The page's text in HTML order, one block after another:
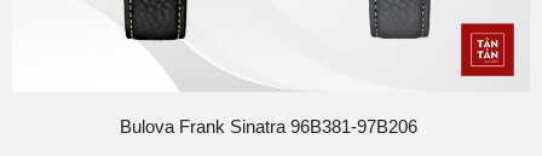
Bulova Frank Sinatra 96B381-97B206